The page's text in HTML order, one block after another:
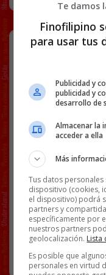
Así ronca un
El vídeo
ANIIMALES CAPIBARAS
RANDOM 29 JUNIO,
Te damos
Finofilipino
para usar tus
Publicidad y
publicidad y
desarrollo de
Almacenar la
acceder a ella
Más
Tus datos
dispositivo (cookies,
el dispositivo) podrá
partners y
específicamente por
nuestros partners
geolocalización. Lista
Es posible que
personales en virtud